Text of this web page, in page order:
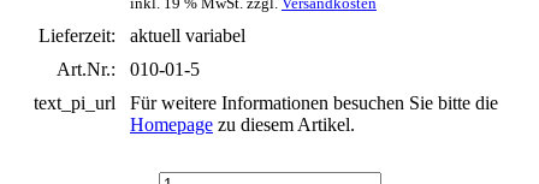
Lieferzeit:
aktuell variabel
Art.Nr.:
010-01-5
text_pi_url
Für weitere Informationen besuchen Sie bitte die
Homepage zu diesem Artikel.